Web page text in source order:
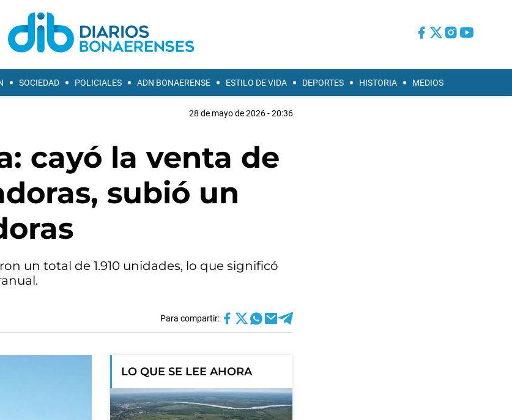
SOCIEDAD POLICIALES ADN BONAERENSE ESTILO DE VIDA DEPORTES HISTORIA MEDIOS
28 de mayo de 2026 - 20:36
cayó la venta de
subió un
un total de 1.910 unidades, lo que significó
Para compartir:
LO QUE SE LEE AHORA